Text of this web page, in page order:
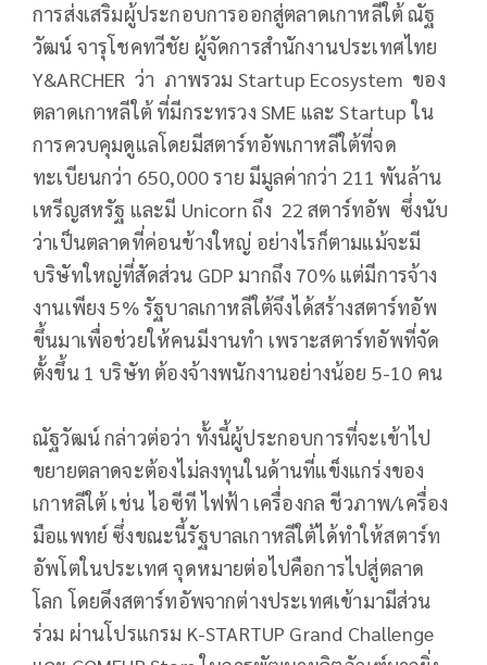
การส่งเสริมผู้ประกอบการออกสู่ตลาดเกาหลีใต้ ณัฐ
วัฒน์ จารุโชคทวีชัย ผู้จัดการสำนักงานประเทศไทย
Y&ARCHER ว่า ภาพรวม Startup Ecosystem ของ
ตลาดเกาหลีใต้ ที่มีกระทรวง SME และ Startup ใน
การควบคุมดูแลโดยมีสตาร์ทอัพเกาหลีใต้ที่จด
ทะเบียนกว่า 650,000 ราย มีมูลค่ากว่า 211 พันล้าน
เหรีญสหรัฐ และมี Unicorn ถึง 22 สตาร์ทอัพ ซึ่งนับ
ว่าเป็นตลาดที่ค่อนข้างใหญ่ อย่างไรก็ตามแม้จะมี
บริษัทใหญ่ที่สัดส่วน GDP มากถึง 70% แต่มีการจ้าง
งานเพียง 5% รัฐบาลเกาหลีใต้จึงได้สร้างสตาร์ทอัพ
ขึ้นมาเพื่อช่วยให้คนมีงานทำ เพราะสตาร์ทอัพที่จัด
ตั้งขึ้น 1 บริษัท ต้องจ้างพนักงานอย่างน้อย 5-10 คน
ณัฐวัฒน์ กล่าวต่อว่า ทั้งนี้ผู้ประกอบการที่จะเข้าไป
ขยายตลาดจะต้องไม่ลงทุนในด้านที่แข็งแกร่งของ
เกาหลีใต้ เช่น ไอซีที ไฟฟ้า เครื่องกล ชีวภาพ/เครื่อง
มือแพทย์ ซึ่งขณะนี้รัฐบาลเกาหลีใต้ได้ทำให้สตาร์ท
อัพโตในประเทศ จุดหมายต่อไปคือการไปสู่ตลาด
โลก โดยดึงสตาร์ทอัพจากต่างประเทศเข้ามามีส่วน
ร่วม ผ่านโปรแกรม K-STARTUP Grand Challenge